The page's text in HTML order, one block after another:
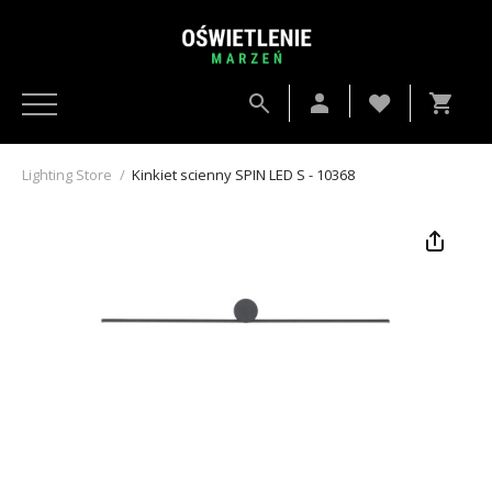
Lighting Store / Kinkiet scienny SPIN LED S - 10368